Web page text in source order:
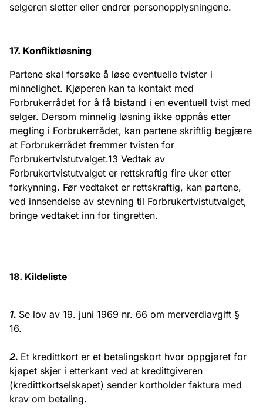
selgeren sletter eller endrer personopplysningene.
17. Konfliktløsning
Partene skal forsøke å løse eventuelle tvister i
minnelighet. Kjøperen kan ta kontakt med
Forbrukerrådet for å få bistand i en eventuell tvist med
selger. Dersom minnelig løsning ikke oppnås etter
megling i Forbrukerrådet, kan partene skriftlig begjære
at Forbrukerrådet fremmer tvisten for
Forbrukertvistutvalget.13 Vedtak av
Forbrukertvistutvalget er rettskraftig fire uker etter
forkynning. Før vedtaket er rettskraftig, kan partene,
ved innsendelse av stevning til Forbrukertvistutvalget,
bringe vedtaket inn for tingretten.
18. Kildeliste
1. Se lov av 19. juni 1969 nr. 66 om merverdiavgift §
16.
2. Et kredittkort er et betalingskort hvor oppgjøret for
kjøpet skjer i etterkant ved at kredittgiveren
(kredittkortselskapet) sender kortholder faktura med
krav om betaling.